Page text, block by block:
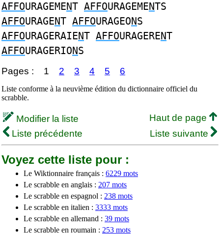
AFFOURAGEMENT AFFOURAGEMENTS
AFFOURAGENT AFFOURAGEONS
AFFOURAGERAIENT AFFOURAGERENT
AFFOURAGERIONS
Pages : 1 2 3 4 5 6
Liste conforme à la neuvième édition du dictionnaire officiel du
scrabble.
Modifier la liste
Haut de page
Liste précédente
Liste suivante
Voyez cette liste pour :
Le Wiktionnaire français : 6229 mots
Le scrabble en anglais : 207 mots
Le scrabble en espagnol : 238 mots
Le scrabble en italien : 3333 mots
Le scrabble en allemand : 39 mots
Le scrabble en roumain : 253 mots